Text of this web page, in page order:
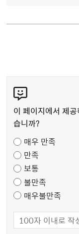
텐
츠
만
도
조
사
이 페이지에서 제
습니까?
매우 만족
만족
보통
불만족
매우불만족